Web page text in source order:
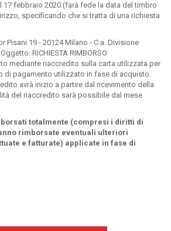
17 febbraio 2020 (farà fede la data del timbro
specificando che si tratta di una richiesta
Pisani 19 - 20124 Milano - C.a. Divisione
RICHIESTA RIMBORSO
mediante riaccredito sulla carta utilizzata per
di pagamento utilizzato in fase di acquisto.
avrà inizio a partire dal ricevimento della
del riaccredito sarà possibile dal mese
totalmente (compresi i diritti di
rimborsate eventuali ulteriori
e fatturate) applicate in fase di